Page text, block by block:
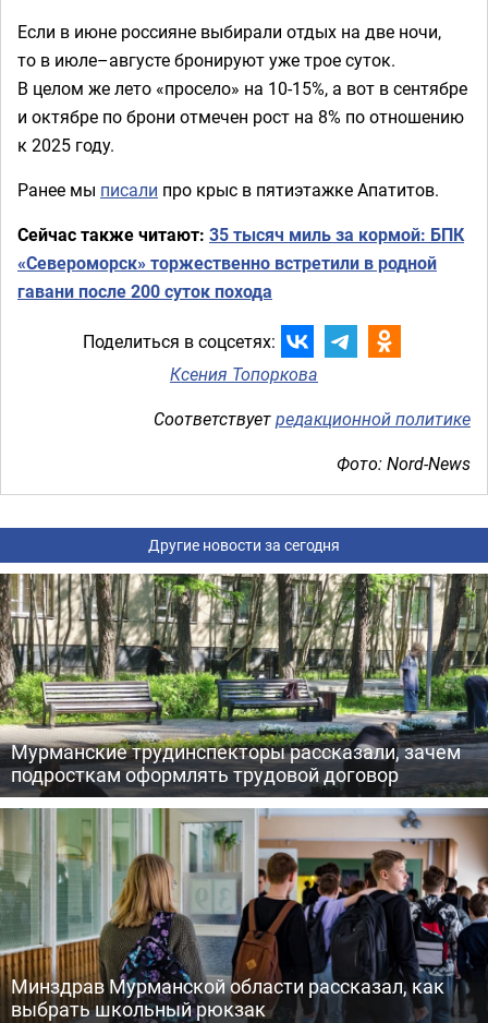
Если в июне россияне выбирали отдых на две ночи,
то в июле–августе бронируют уже трое суток.
В целом же лето «просело» на 10-15%, а вот в сентябре
и октябре по брони отмечен рост на 8% по отношению
к 2025 году.
Ранее мы писали про крыс в пятиэтажке Апатитов.
Сейчас также читают: 35 тысяч миль за кормой: БПК
«Североморск» торжественно встретили в родной
гавани после 200 суток похода
Поделиться в соцсетях:
Ксения Топоркова
Соответствуетредакционной политике
Фото: Nord-News
Другие новости за сегодня
Мурманские трудинспекторы рассказали, зачем
подросткам оформлять трудовой договор
Минздрав Мурманской области рассказал, как
выбрать школьный рюкзак